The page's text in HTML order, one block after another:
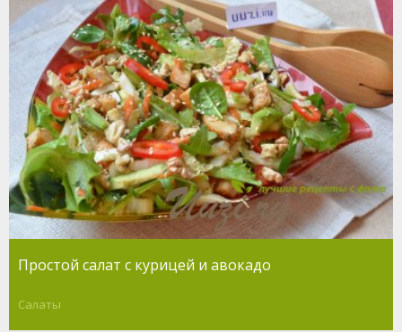
Простой салат с курицей и авокадо
Салаты